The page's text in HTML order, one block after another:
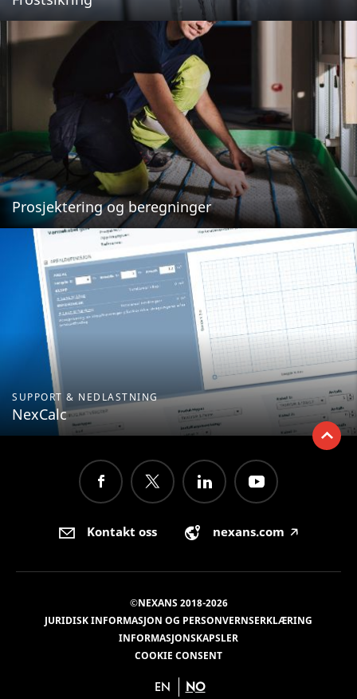
Prosjektering og beregninger
SUPPORT & NEDLASTNING
NexCalc
Kontakt oss nexans.com 🡥
©NEXANS 2018-2026
JURIDISK INFORMASJON OG PERSONVERNSERKLÆRING
INFORMASJONSKAPSLER
COOKIE CONSENT
EN NO